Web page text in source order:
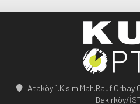
Ataköy 1.Kısım Mah.Rauf
Bakırköy/